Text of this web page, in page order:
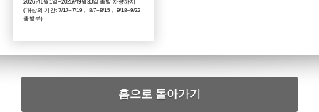
2026년6월1일~2026년9월30일 출발 차량까지
(대상외 기간: 7/17~7/19， 8/7~8/15， 9/18~9/22
출발분)
홈으로 돌아가기